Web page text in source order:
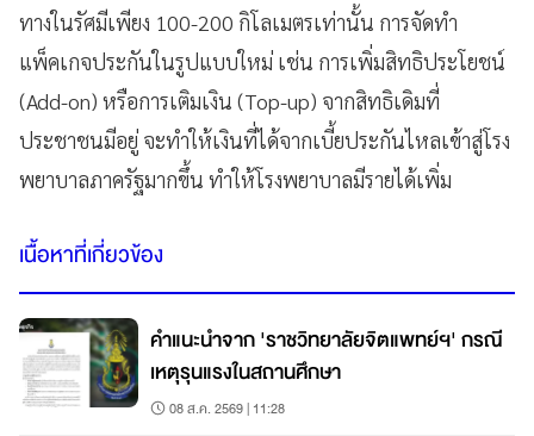
ทางในรัศมีเพียง 100-200 กิโลเมตรเท่านั้น การจัดทำ
แพ็คเกจประกันในรูปแบบใหม่ เช่น การเพิ่มสิทธิประโยชน์
(Add-on) หรือการเติมเงิน (Top-up) จากสิทธิเดิมที่
ประชาชนมีอยู่ จะทำให้เงินที่ได้จากเบี้ยประกันไหลเข้าสู่โรง
พยาบาลภาครัฐมากขึ้น ทำให้โรงพยาบาลมีรายได้เพิ่ม
เนื้อหาที่เกี่ยวข้อง
คำแนะนำจาก 'ราชวิทยาลัยจิตแพทย์ฯ' กรณี
เหตุรุนแรงในสถานศึกษา
08 ส.ค. 2569 | 11:28